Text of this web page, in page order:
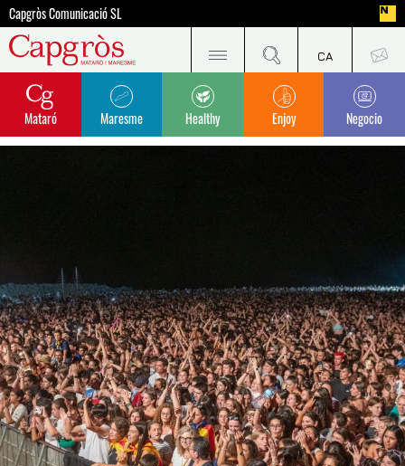
Capgròs Comunicació SL
Mataró Maresme Healthy Enjoy Negocio